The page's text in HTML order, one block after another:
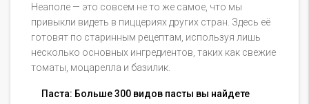
Неаполе — это совсем не то же самое, что мы
привыкли видеть в пиццериях других стран. Здесь её
готовят по старинным рецептам, используя лишь
несколько основных ингредиентов, таких как свежие
томаты, моцарелла и базилик.
Паста: Больше 300 видов пасты вы найдете